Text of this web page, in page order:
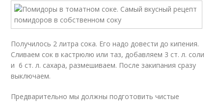
Получилось 2 литра сока. Его надо довести до кипения.
Сливаем сок в кастрюлю или таз, добавляем 3 ст. л. соли
и 6 ст. л. сахара, размешиваем. После закипания сразу
выключаем.
Предварительно мы должны подготовить чистые